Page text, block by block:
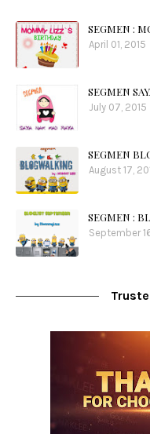
SEGMEN :
April 01, 2015
SEGMEN
July 07, 2015
SEGMEN
August 17,
SEGMEN :
September